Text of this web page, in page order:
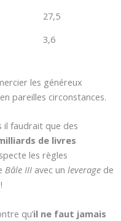
27,5
3,6
les généreux
pareilles circonstances.
il faudrait que des
de livres
les règles
Bâle III avec un leveragede
qu’il ne faut jamais